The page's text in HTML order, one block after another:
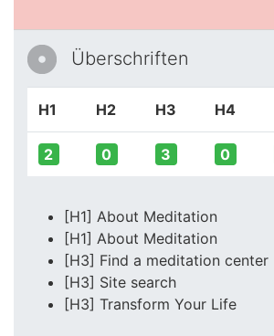
Überschriften
H1 H2 H3 H4
2 0 3 0
[H1] About Meditation
[H1] About Meditation
[H3] Find a meditation center
[H3] Site search
[H3] Transform Your Life